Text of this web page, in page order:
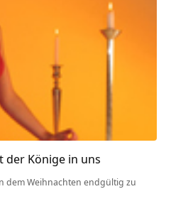
der Könige in uns
dem Weihnachten endgültig zu